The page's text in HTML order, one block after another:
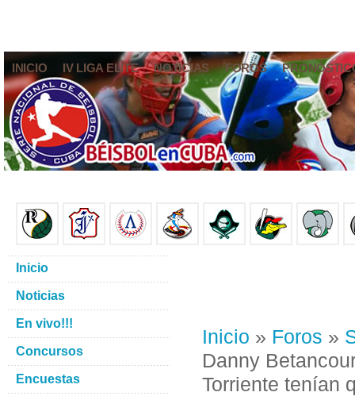
INICIO IV LIGA ELITE NOTICIAS FOROS
Inicio » Foros »
Danny
Torriente tenían
Inicio
Noticias
En vivo!!!
Concursos
Encuestas